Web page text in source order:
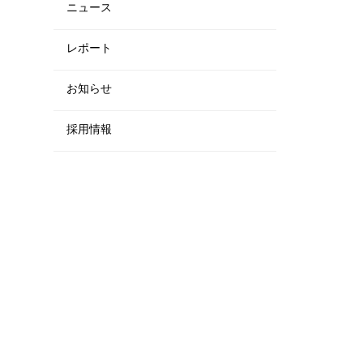
ニュース
レポート
お知らせ
採用情報